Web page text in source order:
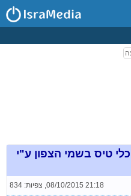
טיס בשמי הצפון ע"י
08/10/2015 21:18
, צפיות: 834